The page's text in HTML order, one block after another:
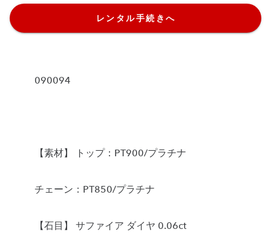
レンタル手続きへ
090094
【素材】 トップ：PT900/プラチナ
チェーン：PT850/プラチナ
【石目】 サファイア ダイヤ 0.06ct